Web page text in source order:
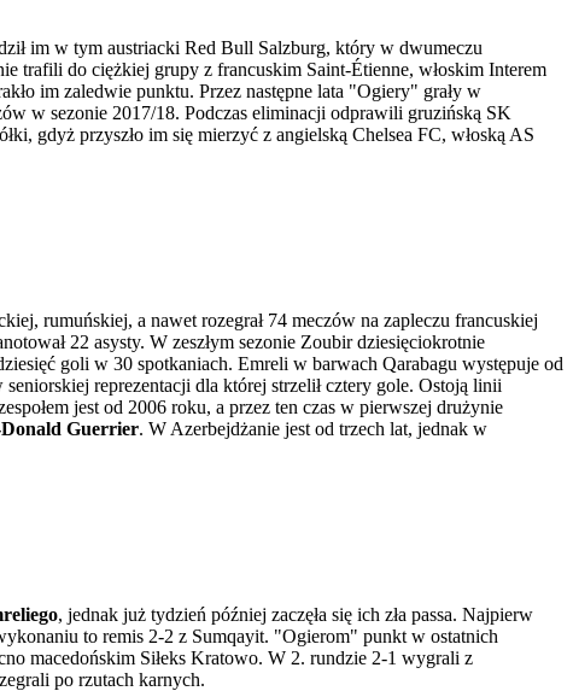
im w tym austriacki Red Bull Salzburg, który w dwumeczu
trafili do ciężkiej grupy z francuskim Saint-Étienne, włoskim Interem
im zaledwie punktu. Przez następne lata "Ogiery" grały w
w sezonie 2017/18. Podczas eliminacji odprawili gruzińską SK
gdyż przyszło im się mierzyć z angielską Chelsea FC, włoską AS
rumuńskiej, a nawet rozegrał 74 meczów na zapleczu francuskiej
22 asysty. W zeszłym sezonie Zoubir dziesięciokrotnie
goli w 30 spotkaniach. Emreli w barwach Qarabagu występuje od
reprezentacji dla której strzelił cztery gole. Ostoją linii
jest od 2006 roku, a przez ten czas w pierwszej drużynie
Guerrier. W Azerbejdżanie jest od trzech lat, jednak w
, jednak już tydzień później zaczęła się ich zła passa. Najpierw
to remis 2-2 z Sumqayit. "Ogierom" punkt w ostatnich
macedońskim Siłeks Kratowo. W 2. rundzie 2-1 wygrali z
po rzutach karnych.